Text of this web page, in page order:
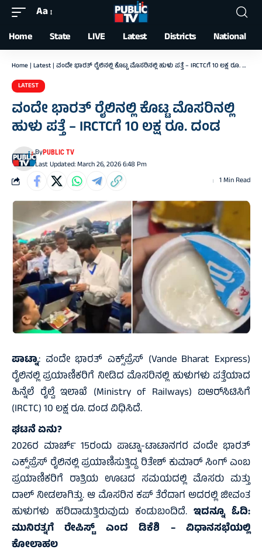
Font
Resizer
Aa
Home State LIVE Latest Districts National
Home | Latest | ವಂದೇ ಭಾರತ್ ರೈಲಿನಲ್ಲಿ ಕೊಟ್ಟ ಮೊಸರಿನಲ್ಲಿ ಹುಳು ಪತ್ತೆ – IRCTCಗೆ 10 ಲಕ್ಷ ರೂ. ದಂಡ
LATEST
ವಂದೇ ಭಾರತ್ ರೈಲಿನಲ್ಲಿ ಕೊಟ್ಟ ಮೊಸರಿನಲ್ಲಿ
ಹುಳು ಪತ್ತೆ – IRCTCಗೆ 10 ಲಕ್ಷ ರೂ. ದಂಡ
Last Updated: March 26, 2026 6:48 Pm
ByPUBLIC TV
1 Min Read
ಪಾಟ್ನಾ: ವಂದೇ ಭಾರತ್ ಎಕ್ಸ್‌ಪ್ರೆಸ್ (Vande Bharat Express)
ರೈಲಿನಲ್ಲಿ ಪ್ರಯಾಣಿಕರಿಗೆ ನೀಡಿದ ಮೊಸರಿನಲ್ಲಿ ಹುಳುಗಳು ಪತ್ತೆಯಾದ
ಹಿನ್ನೆಲೆ ರೈಲ್ವೆ ಇಲಾಖೆ (Ministry of Railways) ಐಆರ್‌ಸಿಟಿಸಿಗೆ
(IRCTC) 10 ಲಕ್ಷ ರೂ. ದಂಡ ವಿಧಿಸಿದೆ.
ಘಟನೆ ಏನು?
2026ರ ಮಾರ್ಚ್ 15ರಂದು ಪಾಟ್ನಾ-ಟಾಟಾನಗರ ವಂದೇ ಭಾರತ್
ಎಕ್ಸ್‌ಪ್ರೆಸ್ ರೈಲಿನಲ್ಲಿ ಪ್ರಯಾಣಿಸುತ್ತಿದ್ದ ರಿತೇಶ್ ಕುಮಾರ್ ಸಿಂಗ್ ಎಂಬ
ಪ್ರಯಾಣಿಕರಿಗೆ ರಾತ್ರಿಯ ಊಟದ ಸಮಯದಲ್ಲಿ ಮೊಸರು ಮತ್ತು
ದಾಲ್ ನೀಡಲಾಗಿತ್ತು. ಆ ಮೊಸರಿನ ಕಪ್ ತೆರೆದಾಗ ಅದರಲ್ಲಿ ಜೀವಂತ
ಹುಳುಗಳು ಹರಿದಾಡುತ್ತಿರುವುದು ಕಂಡುಬಂದಿದೆ. ಇದನ್ನೂ ಓದಿ:
ಮುನಿರತ್ನಗೆ ರೇಪಿಸ್ಟ್‌ ಎಂದ ಡಿಕೆಶಿ – ವಿಧಾನಸಭೆಯಲ್ಲಿ
ಕೋಲಾಹಲ